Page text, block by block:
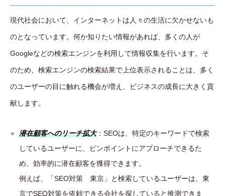
現代社会において、インターネットは人々の生活に欠かせないも
のとなっています。何か知りたい情報があれば、多くの人が
Googleなどの検索エンジンを利用して情報収集を行います。そ
のため、検索エンジンの検索結果で上位表示されることは、多く
のユーザーの目に触れる機会が増え、ビジネスの成長に大きく貢
献します。
潜在顧客へのリーチ拡大：SEOは、特定のキーワードで検索
しているユーザーに、ピンポイントにアプローチできるた
め、効率的に潜在顧客を獲得できます。
例えば、「SEO対策 東京」と検索しているユーザーは、東
京でSEO対策を依頼できる会社を探していると推測できま